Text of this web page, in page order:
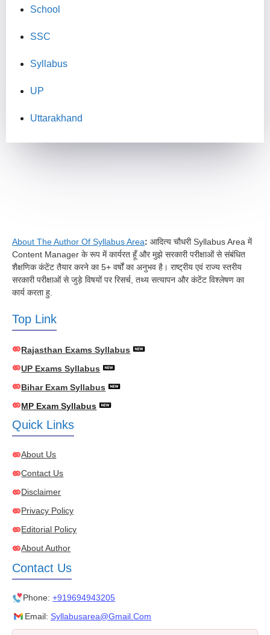
School
SSC
Syllabus
UP
Uttarakhand
About The Author Of Syllabus Area: आदित्य चौधरी Syllabus Area में
Content Manager के रूप में कार्यरत हूँ और मुझे सरकारी परीक्षाओं से संबंधित
शैक्षणिक कंटेंट तैयार करने का 5+ वर्षों का अनुभव है। राष्ट्रीय एवं राज्य स्तरीय
सरकारी परीक्षाओं से जुड़े विषयों पर रिसर्च, तथ्य सत्यापन और कंटेंट विश्लेषण का
कार्य करता हु.
Top Link
Rajasthan Exams Syllabus
UP Exams Syllabus
Bihar Exam Syllabus
MP Exam Syllabus
Quick Links
About Us
Contact Us
Disclaimer
Privacy Policy
Editorial Policy
About Author
Contact Us
Phone:+919694943205
Email: Syllabusarea@gmail.com